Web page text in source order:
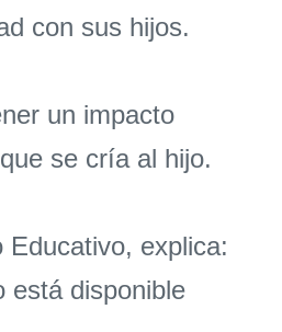
con sus hijos.
un impacto
se cría al hijo.
explica:
está disponible